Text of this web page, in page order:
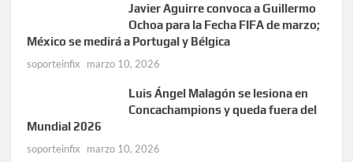
Javier Aguirre convoca a Guillermo
Ochoa para la Fecha FIFA de marzo;
México se medirá a Portugal y Bélgica
soporteinfix marzo 10, 2026
Luis Ángel Malagón se lesiona en
Concachampions y queda fuera del
Mundial 2026
soporteinfix marzo 10, 2026